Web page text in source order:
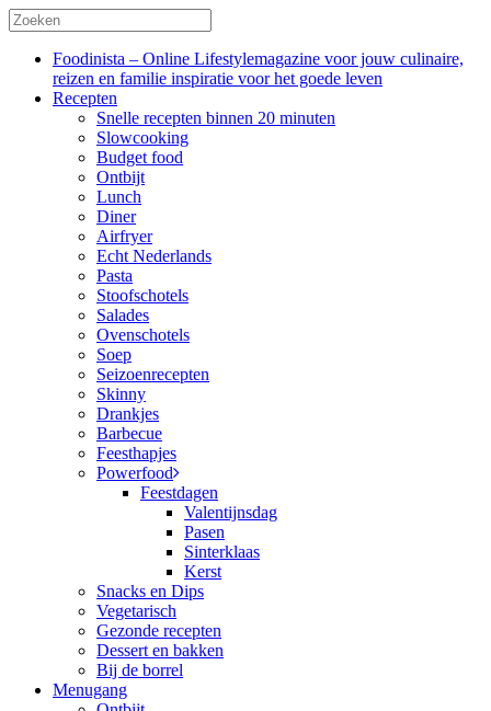
Foodinista – Online Lifestylemagazine voor jouw culinaire,
reizen en familie inspiratie voor het goede leven
Recepten
Snelle recepten binnen 20 minuten
Slowcooking
Budget food
Ontbijt
Lunch
Diner
Airfryer
Echt Nederlands
Pasta
Stoofschotels
Salades
Ovenschotels
Soep
Seizoenrecepten
Skinny
Drankjes
Barbecue
Feesthapjes
Powerfood
Feestdagen
Valentijnsdag
Pasen
Sinterklaas
Kerst
Snacks en Dips
Vegetarisch
Gezonde recepten
Dessert en bakken
Bij de borrel
Menugang